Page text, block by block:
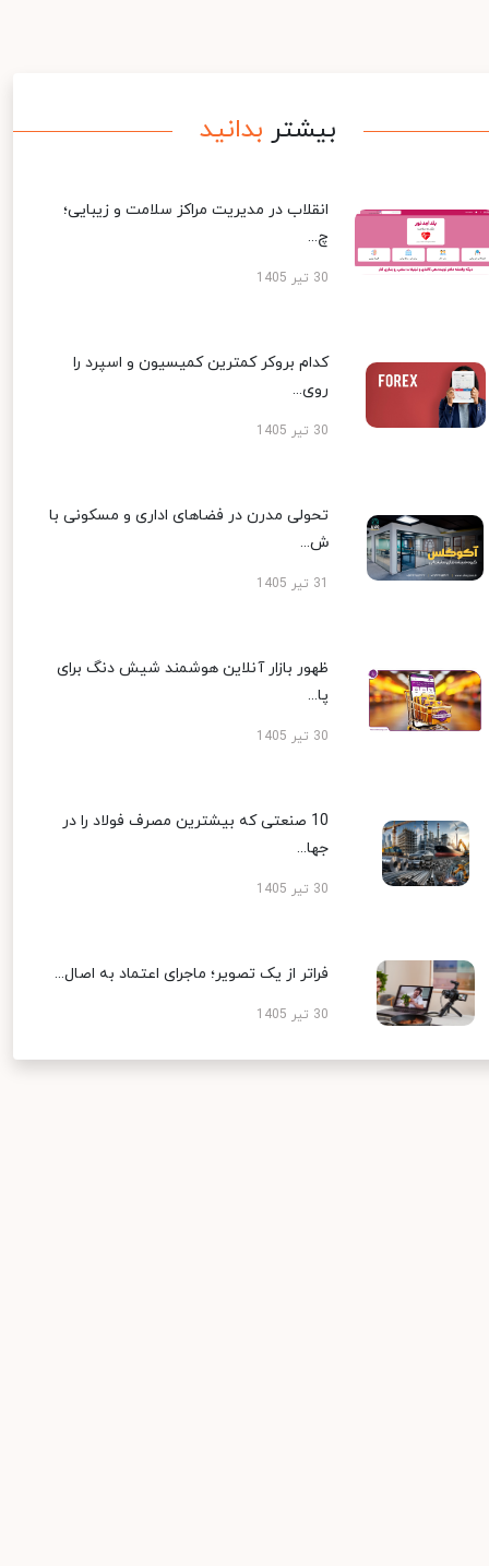
بیشتر بدانید
انقلاب در مدیریت مراکز سلامت و زیبایی؛
چ...
30 تیر 1405
کدام بروکر کمترین کمیسیون و اسپرد را
روی...
30 تیر 1405
تحولی مدرن در فضاهای اداری و مسکونی با
ش...
ظهور بازار آنلاین هوشمند شیش دنگ برای
پا...
30 تیر 1405
10 صنعتی که بیشترین مصرف فولاد را در
جها...
30 تیر 1405
فراتر از یک تصویر؛ ماجرای اعتماد به اصال...
30 تیر 1405